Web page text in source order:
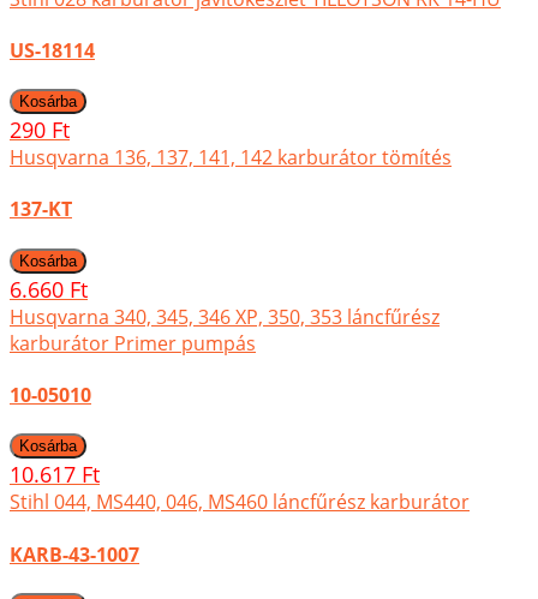
US-18114
290 Ft
Husqvarna 136, 137, 141, 142 karburátor tömítés
137-KT
6.660 Ft
Husqvarna 340, 345, 346 XP, 350, 353 láncfűrész
karburátor Primer pumpás
10-05010
10.617 Ft
Stihl 044, MS440, 046, MS460 láncfűrész karburátor
KARB-43-1007